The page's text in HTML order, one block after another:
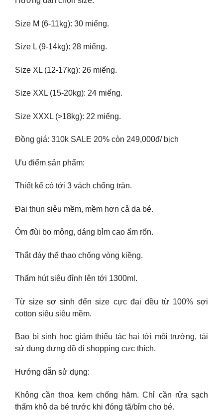
Size M (6-11kg): 30 miếng.
Size L (9-14kg): 28 miếng.
Size XL (12-17kg): 26 miếng.
Size XXL (15-20kg): 24 miếng.
Size XXXL (>18kg): 22 miếng.
Đồng giá: 310k SALE 20% còn 249,000đ/ bịch
Ưu điểm sản phẩm:
Thiết kế có tới 3 vách chống tràn.
Đai thun siêu mềm, mềm hơn cả da bé.
Ôm đùi bo mông, dáng bỉm cao ấm rốn.
Thắt đáy thể thao chống vòng kiềng.
Thấm hút siêu đỉnh lên tới 1300ml.
Từ size sơ sinh đến size cực đại đều từ 100% sợi
cotton siêu siêu mềm.
Bao bì sinh học giảm thiểu tác hại tới môi trường, tái
sử dụng đựng đồ đi shopping cực thích.
Hướng dẫn sử dụng:
Không cần thoa kem chống hăm. Chỉ cần rửa sạch
thấm khô da bé trước khi đóng tã/bỉm cho bé.